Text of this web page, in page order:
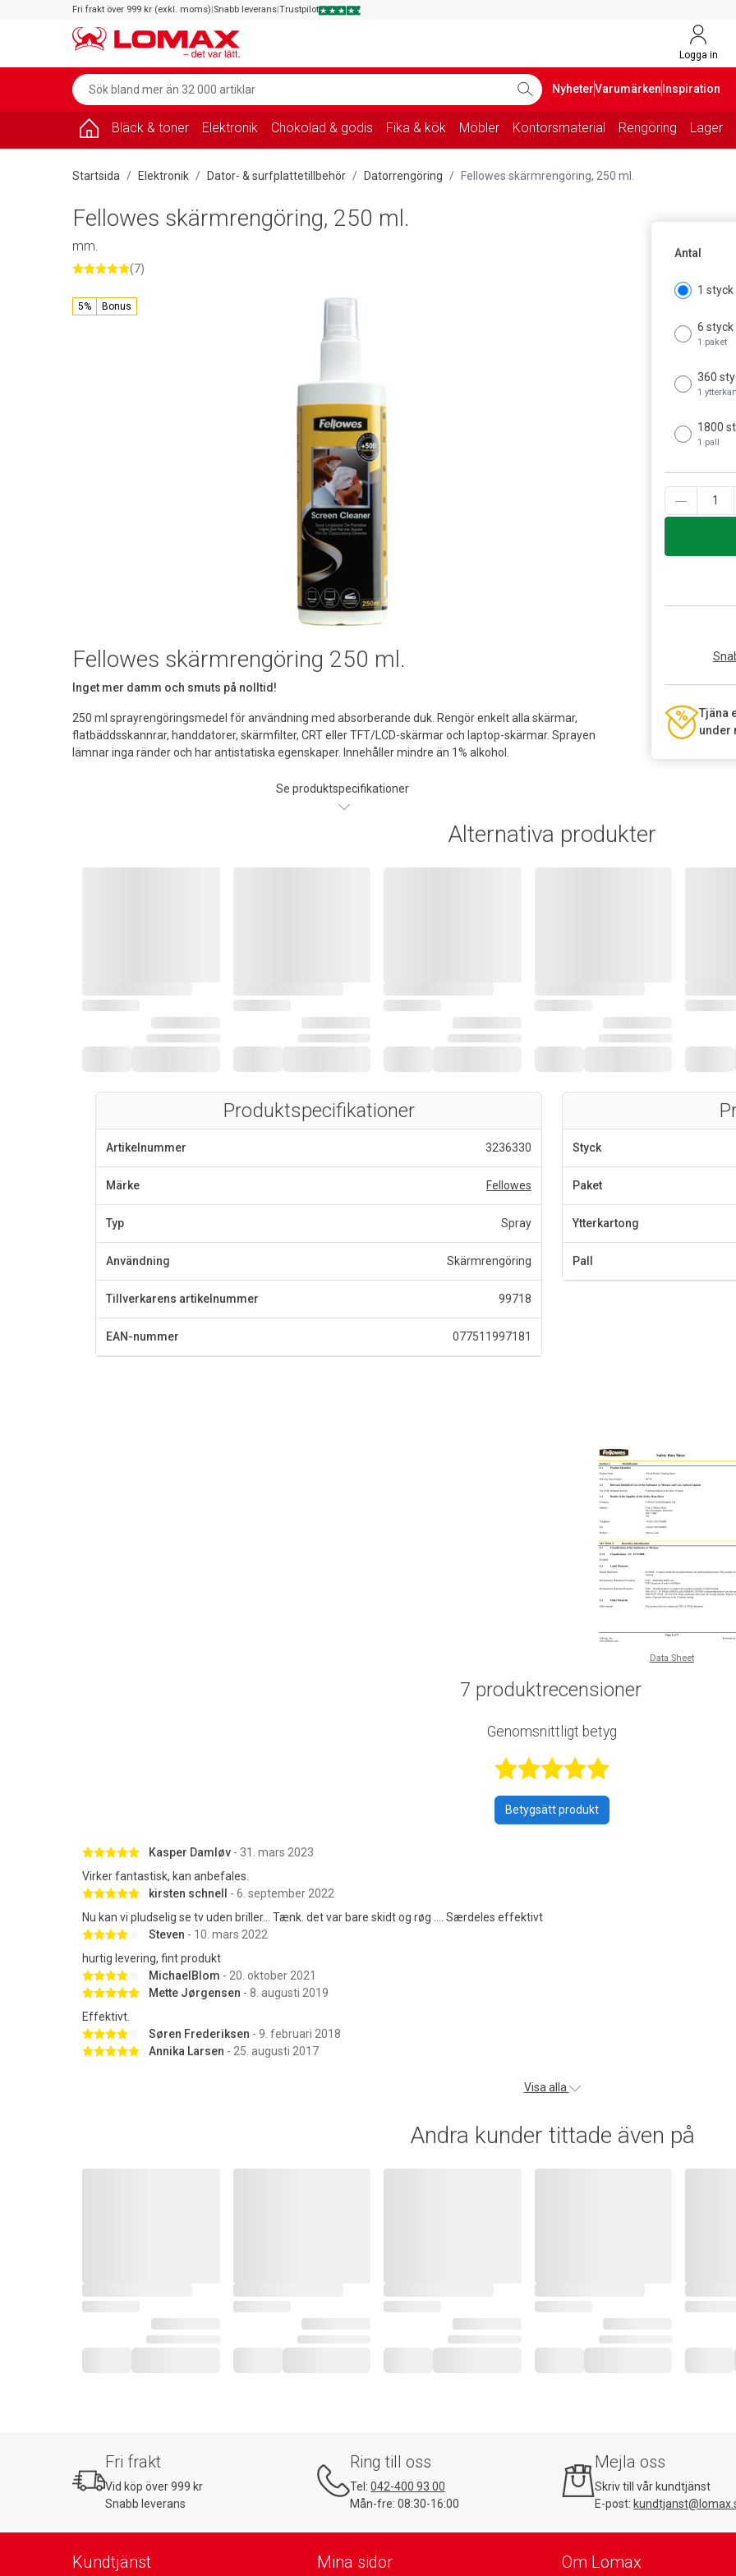
Fri frakt över 999 kr (exkl. moms)|Snabb leverans|Trustpilot
Logga in
NyheterVarumärken Inspiration
Bläck & toner Elektronik Chokolad & godis Fika & kök Möbler Kontorsmaterial Rengöring Lager
Startsida Elektronik Dator- & surfplattetillbehör Datorrengöring Fellowes skärmrengöring, 250 ml.
5% Bonus
Fellowes skärmrengöring 250 ml.
Inget mer damm och smuts på nolltid!
250 ml sprayrengöringsmedel för användning med absorberande duk. Rengör enkelt alla skärmar,
flatbäddsskannrar, handdatorer, skärmfilter, CRT eller TFT/LCD-skärmar och laptop-skärmar. Sprayen
lämnar inga ränder och har antistatiska egenskaper. Innehåller mindre än 1% alkohol.
Se produktspecifikationer
Antal
1 styck
6 styck
1 paket
360
1
1800
1 pall
Tjäna
under
Fellowes skärmrengöring, 250 ml.
mm.
(7)
Alternativa produkter
Produktspecifikationer
Artikelnummer 3236330
Märke Fellowes
Typ Spray
Användning Skärmrengöring
Tillverkarens artikelnummer 99718
EAN-nummer 077511997181
Styck
Paket
Ytterkartong
Pall
Data Sheet
7 produktrecensioner
Genomsnittligt betyg
Betygsatt
Betygsätt produkt
Betygsatt 5 av 5 stjärnor
Kasper Damløv - 31. mars 2023
Virker fantastisk, kan anbefales.
Betygsatt 5 av 5 stjärnor
kirsten schnell
- 6. september 2022
Nu kan vi pludselig se tv uden briller... Tænk. det var bare skidt og røg .... Særdeles effektivt
Betygsatt 4 av 5 stjärnor
Steven - 10. mars 2022
hurtig levering, fint produkt
Betygsatt 4 av 5 stjärnor
MichaelBlom - 20. oktober 2021
Betygsatt 5 av 5 stjärnor
Mette Jørgensen - 8. augusti 2019
Effektivt.
Betygsatt 4 av 5 stjärnor
Søren Frederiksen - 9. februari 2018
Betygsatt 5 av 5 stjärnor
Annika Larsen - 25. augusti 2017
Visa alla
Andra kunder tittade även på
Fri frakt
Vid köp över 999 kr
Snabb leverans
Ring till oss
Tel: 042-400 93 00
Mån-fre: 08:30-16:00
Mejla oss
Skriv till vår kundtjänst
E-post:
Kundtjänst Mina sidor Om Lomax